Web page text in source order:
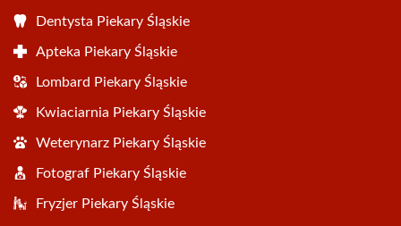
Dentysta Piekary Śląskie
Apteka Piekary Śląskie
Lombard Piekary Śląskie
Kwiaciarnia Piekary Śląskie
Weterynarz Piekary Śląskie
Fotograf Piekary Śląskie
Fryzjer Piekary Śląskie